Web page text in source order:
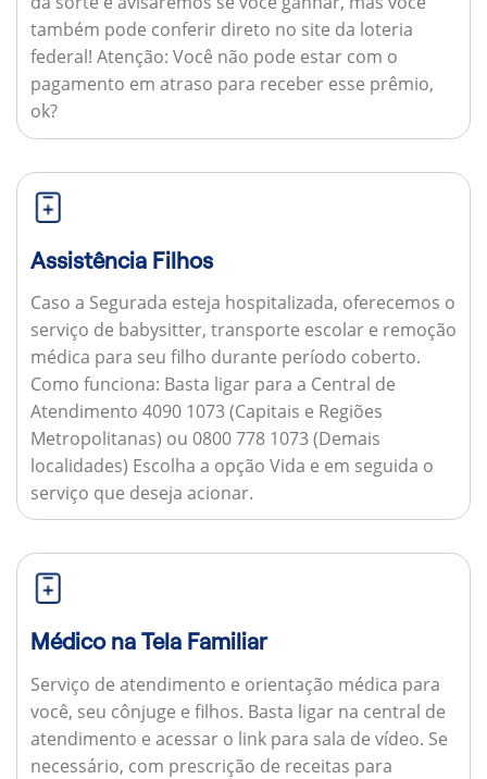
também pode conferir direto no site da loteria
federal! Atenção: Você não pode estar com o
pagamento em atraso para receber esse prêmio,
ok?
Assistência Filhos
Caso a Segurada esteja hospitalizada, oferecemos o
serviço de babysitter, transporte escolar e remoção
médica para seu filho durante período coberto.
Como funciona: Basta ligar para a Central de
Atendimento 4090 1073 (Capitais e Regiões
Metropolitanas) ou 0800 778 1073 (Demais
localidades) Escolha a opção Vida e em seguida o
serviço que deseja acionar.
Médico na Tela Familiar
Serviço de atendimento e orientação médica para
você, seu cônjuge e filhos. Basta ligar na central de
atendimento e acessar o link para sala de vídeo. Se
necessário, com prescrição de receitas para